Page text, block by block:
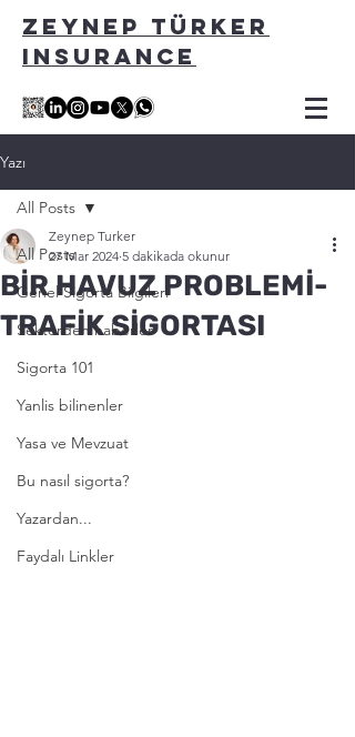
ZEYNEP TÜRKER
INSURANCE
Yazı
All Posts
Genel Sigorta Bilgileri
Sektörden haberler
Sigorta 101
Yanlis bilinenler
Yasa ve Mevzuat
Bu nasıl sigorta?
Yazardan...
Faydalı Linkler
All Posts
BİR HAVUZ PROBLEMİ-
TRAFİK SİGORTASI
Zeynep Turker
27 Mar 2024 5 dakikada okunur